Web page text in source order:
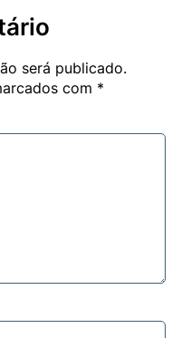
será publicado.
com *